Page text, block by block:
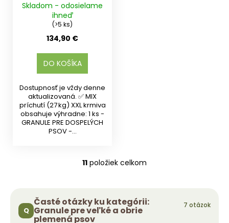
Skladom - odosielame
ihneď
(>5 ks)
134,90 €
DO KOŠÍKA
Dostupnosť je vždy denne
aktualizovaná. ✅ MIX
príchutí (27 kg) XXL krmiva
obsahuje výhradne: 1 ks -
GRANULE PRE DOSPELÝCH
PSOV -...
O
á
d
11 položiek celkom
Časté otázky ku kategórii:
Granule pre veľké a obrie
plemená psov